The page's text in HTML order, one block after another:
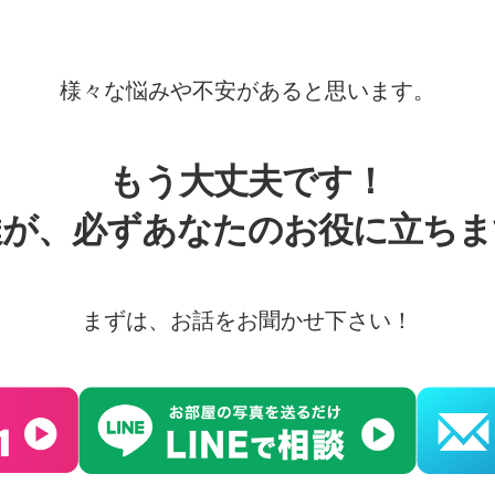
様々な悩みや不安があると思います。
もう大丈夫です！
、必ずあなたのお役に立ち
まずは、お話をお聞かせ下さい！